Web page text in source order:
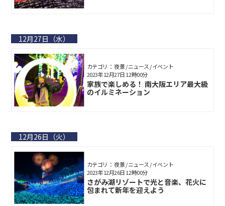
12月27日（水）
カテゴリ： 夜景 / ニュース / イベント
家族で楽しめる！ 南大阪エリア最大級
のイルミネーション
2023年12月27日 12時00分
12月26日（火）
カテゴリ： 夜景 / ニュース / イベント
さがみ湖リゾートで光と音楽、花火に
包まれて新年を迎えよう
2023年12月26日 12時00分